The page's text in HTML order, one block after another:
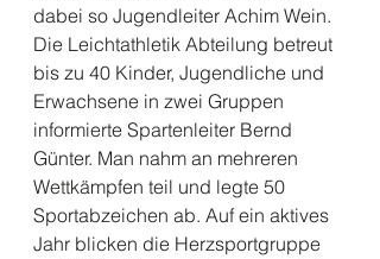
dabei so Jugendleiter Achim Wein.
Die Leichtathletik Abteilung betreut
bis zu 40 Kinder, Jugendliche und
Erwachsene in zwei Gruppen
informierte Spartenleiter Bernd
Günter. Man nahm an mehreren
Wettkämpfen teil und legte 50
Sportabzeichen ab. Auf ein aktives
Jahr blicken die Herzsportgruppe